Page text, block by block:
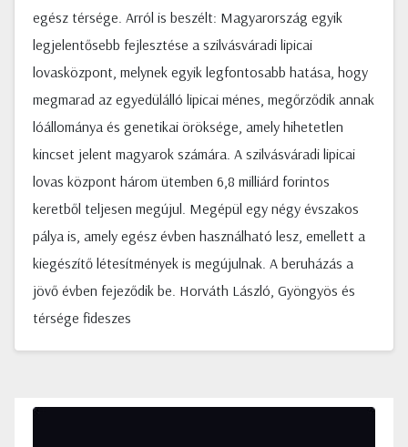
egész térsége. Arról is beszélt: Magyarország egyik
legjelentősebb fejlesztése a szilvásváradi lipicai
lovasközpont, melynek egyik legfontosabb hatása, hogy
megmarad az egyedülálló lipicai ménes, megőrződik annak
lóállománya és genetikai öröksége, amely hihetetlen
kincset jelent magyarok számára. A szilvásváradi lipicai
lovas központ három ütemben 6,8 milliárd forintos
keretből teljesen megújul. Megépül egy négy évszakos
pálya is, amely egész évben használható lesz, emellett a
kiegészítő létesítmények is megújulnak. A beruházás a
jövő évben fejeződik be. Horváth László, Gyöngyös és
térsége fideszes